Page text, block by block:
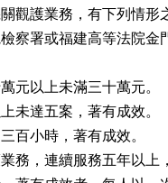
觀護業務，有下列情形
察署或福建高等法院金
元以上未滿三十萬元。
未達五案，著有成效。
百小時，著有成效。
務，連續服務五年以上